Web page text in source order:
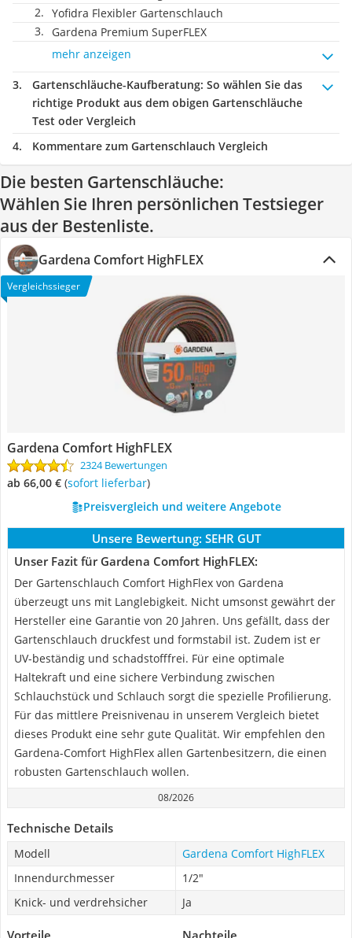
Yofidra Flexibler Gartenschlauch
Gardena Premium SuperFLEX
mehr anzeigen
Gartenschläuche-Kaufberatung: So wählen Sie das
richtige Produkt aus dem obigen Gartenschläuche
Test oder Vergleich
Kommentare zum Gartenschlauch Vergleich
Die besten Gartenschläuche:
Wählen Sie Ihren persönlichen Testsieger
aus der Bestenliste.
Gardena Comfort HighFLEX
Vergleichssieger
Gardena Comfort HighFLEX
2324 Bewertungen
ab 66,00 € ( Sofort lieferbar)
Preisvergleich und weitere Angebote
Unsere Bewertung: SEHR GUT
Unser Fazit für Gardena Comfort HighFLEX:
Der Gartenschlauch Comfort HighFlex von Gardena
überzeugt uns mit Langlebigkeit. Nicht umsonst gewährt der
Hersteller eine Garantie von 20 Jahren. Uns gefällt, dass der
Gartenschlauch druckfest und formstabil ist. Zudem ist er
UV-beständig und schadstofffrei. Für eine optimale
Haltekraft und eine sichere Verbindung zwischen
Schlauchstück und Schlauch sorgt die spezielle Profilierung.
Für das mittlere Preisnivenau in unserem Vergleich bietet
dieses Produkt eine sehr gute Qualität. Wir empfehlen den
Gardena-Comfort HighFlex allen Gartenbesitzern, die einen
robusten Gartenschlauch wollen.
08/2026
Technische Details
Modell
Gardena Comfort HighFLEX
Innendurchmesser
1/2"
Knick- und verdrehsicher
Ja
Vorteile Nachteile